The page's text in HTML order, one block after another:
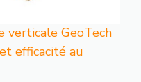
verticale GeoTech
efficacité au